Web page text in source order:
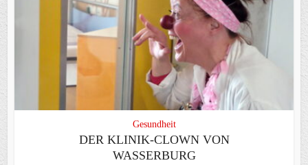
Gesundheit
DER KLINIK-CLOWN VON
WASSERBURG